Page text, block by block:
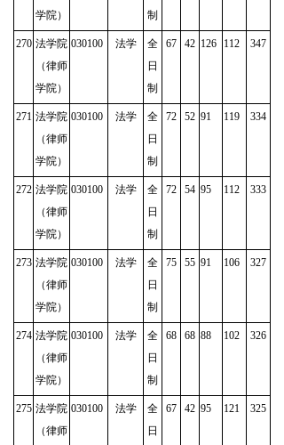
学院）
制
270 法学院
（律师
学院）
030100 法学
全
日
制
67 42 126 112 347
271 法学院
（律师
学院）
030100 法学
全
日
制
72 52 91 119 334
272 法学院
（律师
学院）
030100 法学
全
日
制
72 54 95 112 333
273 法学院
（律师
学院）
030100 法学
全
日
制
75 55 91 106 327
274 法学院
（律师
学院）
030100 法学
全
日
制
68 68 88 102 326
275 法学院
（律师
030100 法学
全
日
67 42 95 121 325